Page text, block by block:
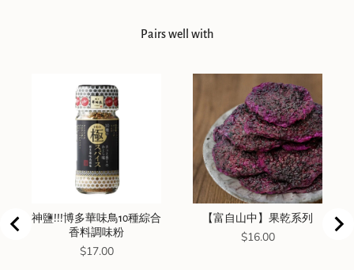
Pairs well with
神鹽!!!博多華味鳥10種綜合
香料調味粉
Price
$17.00
【富自山中】果乾系列
Price
$16.00